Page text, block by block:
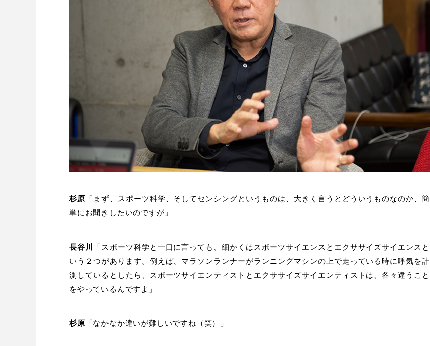
杉原 「まず、スポーツ科学、そしてセンシングというものは、大きく言うとどういうものなのか、簡
単にお聞きしたいのですが」
長谷川
「スポーツ科学と一口に言っても、細かくはスポーツサイエンスとエクササイズサイエンスと
いう２つがあります。例えば、マラソンランナーがランニングマシンの上で走っている時に呼気を計
測しているとしたら、スポーツサイエンティストとエクササイズサイエンティストは、各々違うこと
をやっているんですよ」
杉原 「なかなか違いが難しいですね（笑）」